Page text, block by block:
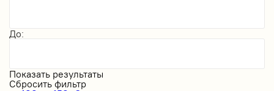
До:
Показать результаты
Сбросить фильтр